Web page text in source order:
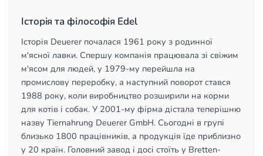
Історія та філософія Edel
Історія Deuerer почалася 1961 року з родинної
м'ясної лавки. Спершу компанія працювала зі свіжим
м'ясом для людей, у 1979-му перейшла на
промислову переробку, а наступний поворот стався
1988 року, коли виробництво розширили на корми
для котів і собак. У 2001-му фірма дістала теперішню
назву Tiernahrung Deuerer GmbH. Сьогодні в групі
близько 1800 працівників, а продукція їде приблизно
у 20 країн. Головний завод і досі стоїть у Bretten-